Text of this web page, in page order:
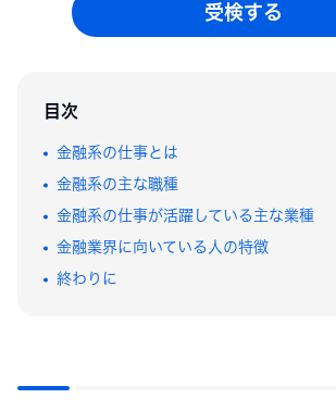
受検する
目次
金融系の仕事とは
金融系の主な職種
金融系の仕事が活躍している主な業種
金融業界に向いている人の特徴
終わりに